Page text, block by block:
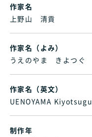
作家名
上野山 清貢
作家名（よみ）
うえのやま きよつぐ
作家名（英文）
UENOYAMA Kiyotsugu
制作年